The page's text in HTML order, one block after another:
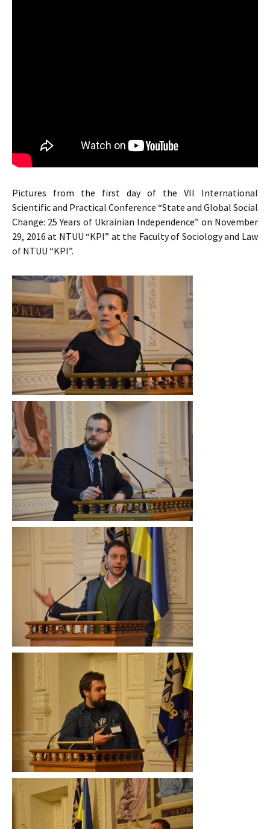
Pictures from the first day of the VII International
Scientific and Practical Conference “State and Global Social
Change: 25 Years of Ukrainian Independence” on November
29, 2016 at NTUU “KPI” at the Faculty of Sociology and Law
of NTUU “KPI”.